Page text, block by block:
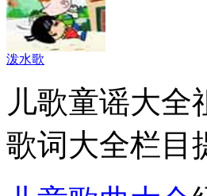
泼水歌
儿歌童谣大
歌词大全栏目